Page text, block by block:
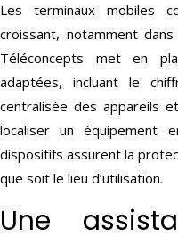
Les terminaux mobiles
croissant, notamment
Téléconcepts met en
adaptées, incluant le
centralisée des appareils
localiser un
dispositifs assurent la
que soit le lieu d’utilisation.
Une